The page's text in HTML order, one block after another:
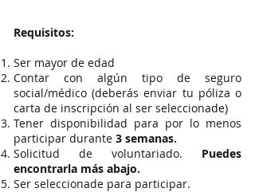
Requisitos:
Ser mayor de edad
Contar con algún tipo de seguro
social/médico (deberás enviar tu póliza o
carta de inscripción al ser seleccionade)
Tener disponibilidad para por lo menos
participar durante 3 semanas.
Solicitud de voluntariado. Puedes
encontrarla más abajo.
Ser seleccionade para participar.